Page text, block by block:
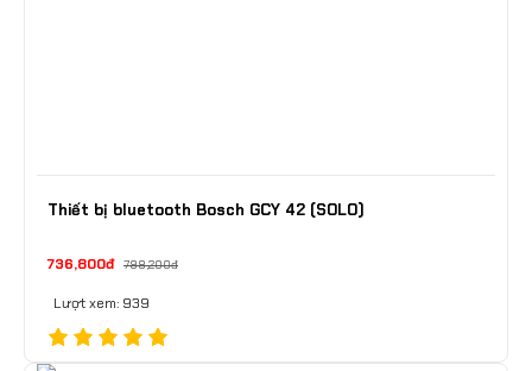
Thiết bị bluetooth Bosch GCY 42 (SOLO)
736,800đ 798,200đ
Lượt xem: 939